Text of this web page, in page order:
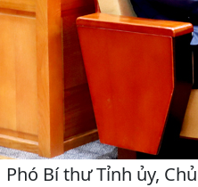
Phó Bí thư Tỉnh ủy,